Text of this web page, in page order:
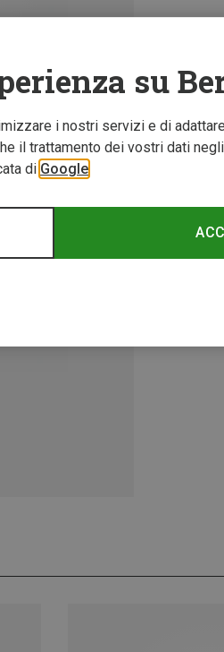
su
i nostri servizi e di
il trattamento dei vostri dati
di Google